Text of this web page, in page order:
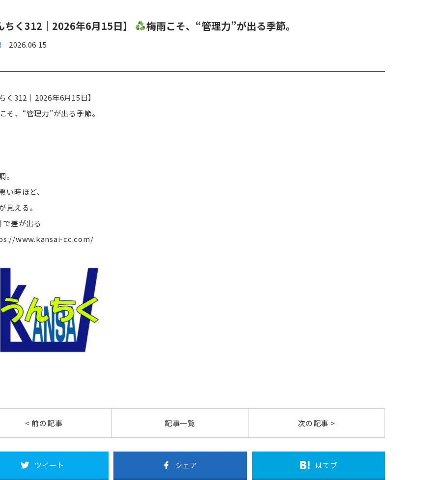
ちく312｜2026年6月15日】 梅雨こそ、“管理力”が出る季節。
2026.06.15
く312｜2026年6月15日】
そ、“管理力”が出る季節。
。
い時ほど、
見える。
差が出る
www.kansai-cc.com/
< 前の記事 記事一覧 次の記事 >
ツイート シェア はてブ